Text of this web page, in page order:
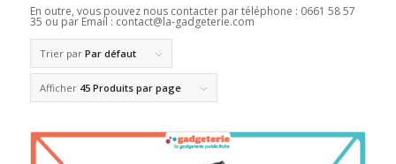
En outre, vous pouvez nous contacter par téléphone : 0661 58 57
35 ou par Email : contact@la-gadgeterie.com
Trier par Par défaut
Afficher 45 Produits par page